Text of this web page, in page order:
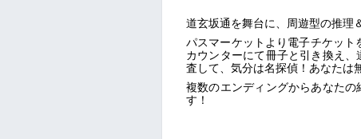
道玄坂通を舞台に、周遊型の推理
パスマーケットより電子チケット
カウンターにて冊子と引き換え
査して、気分は名探偵！あなたは
複数のエンディングからあなた
す！